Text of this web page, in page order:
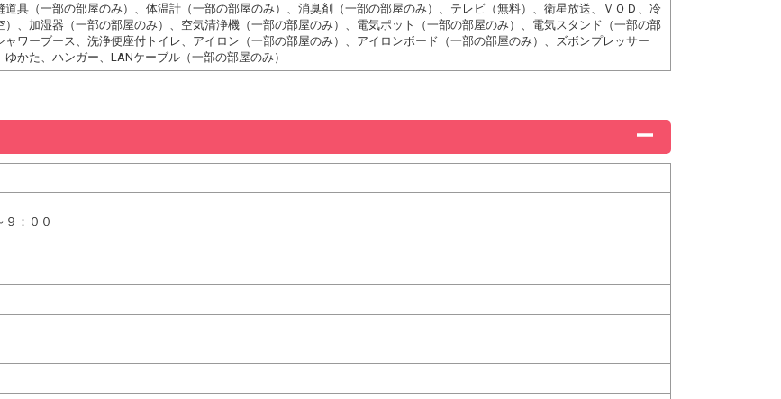
道具（一部の部屋のみ）、体温計（一部の部屋のみ）、消臭剤（一部の部屋のみ）、テレビ（無料）、衛星放送、ＶＯＤ、冷
）、加湿器（一部の部屋のみ）、空気清浄機（一部の部屋のみ）、電気ポット（一部の部屋のみ）、電気スタンド（一部の部
ャワーブース、洗浄便座付トイレ、アイロン（一部の部屋のみ）、アイロンボード（一部の部屋のみ）、ズボンプレッサー
ゆかた、ハンガー、LANケーブル（一部の部屋のみ）
９：００